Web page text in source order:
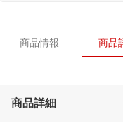
商品情報 商品
商品詳細